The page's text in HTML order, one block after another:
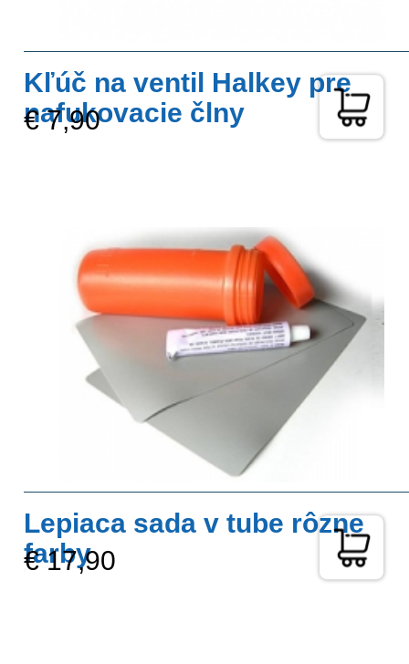
Kľúč na ventil Halkey pre
nafukovacie člny
€ 7,90
Lepiaca sada v tube rôzne
farby
€ 17,90